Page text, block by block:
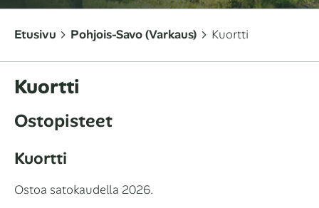
Etusivu Pohjois-Savo (Varkaus) Kuortti
Kuortti
Ostopisteet
Kuortti
Ostoa satokaudella 2026.